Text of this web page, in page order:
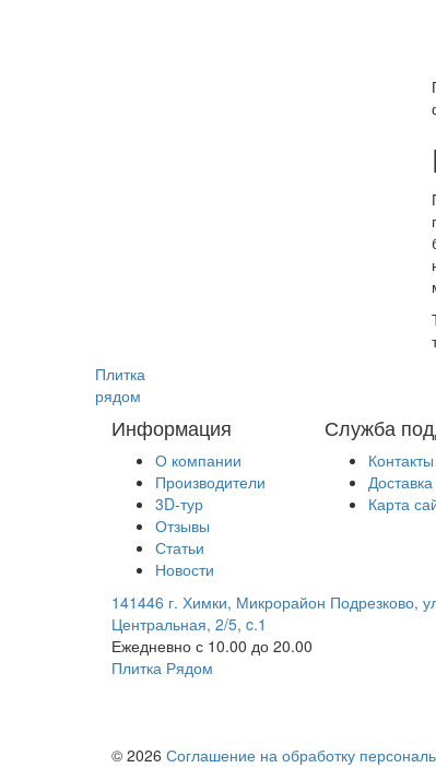
Плитка
рядом
Информация
О компании
Производители
3D-тур
Отзывы
Статьи
Новости
Служба
Контакты
Карта
141446 г. Химки, Микрорайон Подрезково,
Центральная, 2/5, c.1
Ежедневно с 10.00 до 20.00
Плитка Рядом
© 2026 Соглашение на обработку